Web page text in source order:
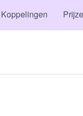
Koppelingen